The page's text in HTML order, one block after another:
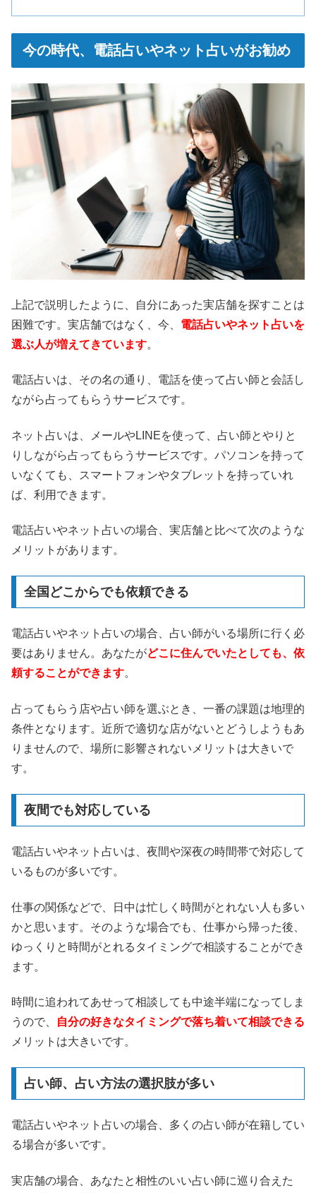
今の時代、電話占いやネット占いがお勧め
上記で説明したように、自分にあった実店舗を探すことは
困難です。実店舗ではなく、今、 電話占いやネット占いを
選ぶ人が増えてきています。
電話占いは、その名の通り、電話を使って占い師と会話し
ながら占ってもらうサービスです。
ネット占いは、メールやLINEを使って、占い師とやりと
りしながら占ってもらうサービスです。パソコンを持って
いなくても、スマートフォンやタブレットを持っていれ
ば、利用できます。
電話占いやネット占いの場合、実店舗と比べて次のような
メリットがあります。
全国どこからでも依頼できる
電話占いやネット占いの場合、占い師がいる場所に行く必
要はありません。あなたがどこに住んでいたとしても、依
頼することができます。
占ってもらう店や占い師を選ぶとき、一番の課題は地理的
条件となります。近所で適切な店がないとどうしようもあ
りませんので、場所に影響されないメリットは大きいで
す。
夜間でも対応している
電話占いやネット占いは、夜間や深夜の時間帯で対応して
いるものが多いです。
仕事の関係などで、日中は忙しく時間がとれない人も多い
かと思います。そのような場合でも、仕事から帰った後、
ゆっくりと時間がとれるタイミングで相談することができ
ます。
時間に追われてあせって相談しても中途半端になってしま
うので、
自分の好きなタイミングで落ち着いて相談できる
メリットは大きいです。
占い師、占い方法の選択肢が多い
電話占いやネット占いの場合、多くの占い師が在籍してい
る場合が多いです。
実店舗の場合、あなたと相性のいい占い師に巡り合えた